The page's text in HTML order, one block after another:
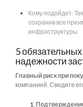
Кому подойдет:
сохранив все
инфраструктуры.
5
надежности
Главный риск при
компанией. Сведите